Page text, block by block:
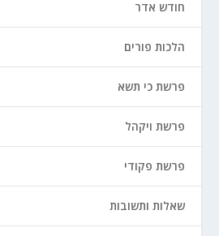
חודש אדר
הלכות פורים
פרשת כי תשא
פרשת ויקהל
פרשת פקודי
שאלות ותשובות